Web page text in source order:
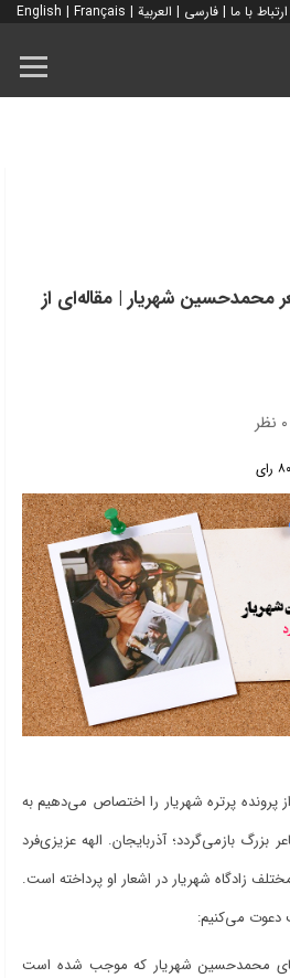
ارتباط با ما | فارسی | العربية |
English | Français
محمدحسین شهریار | مقاله‌ای از
۰ نظر
پرتره شهریار را اختصاص می‌دهیم به
بزرگ بازمی‌گردد؛ آذربایجان. الهه عزیزی‌فرد
زادگاه شهریار در اشعار او پرداخته است.
دعوت می‌کنیم:
محمدحسین شهریار که موجب شده است